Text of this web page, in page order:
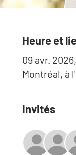
Heure et
09 avr.
Montréal, à
Invités